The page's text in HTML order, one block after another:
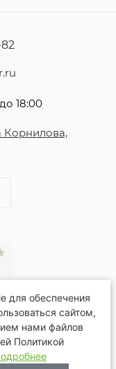
18:00
Корнилова,
для обеспечения
сайтом,
нами файлов
Политикой